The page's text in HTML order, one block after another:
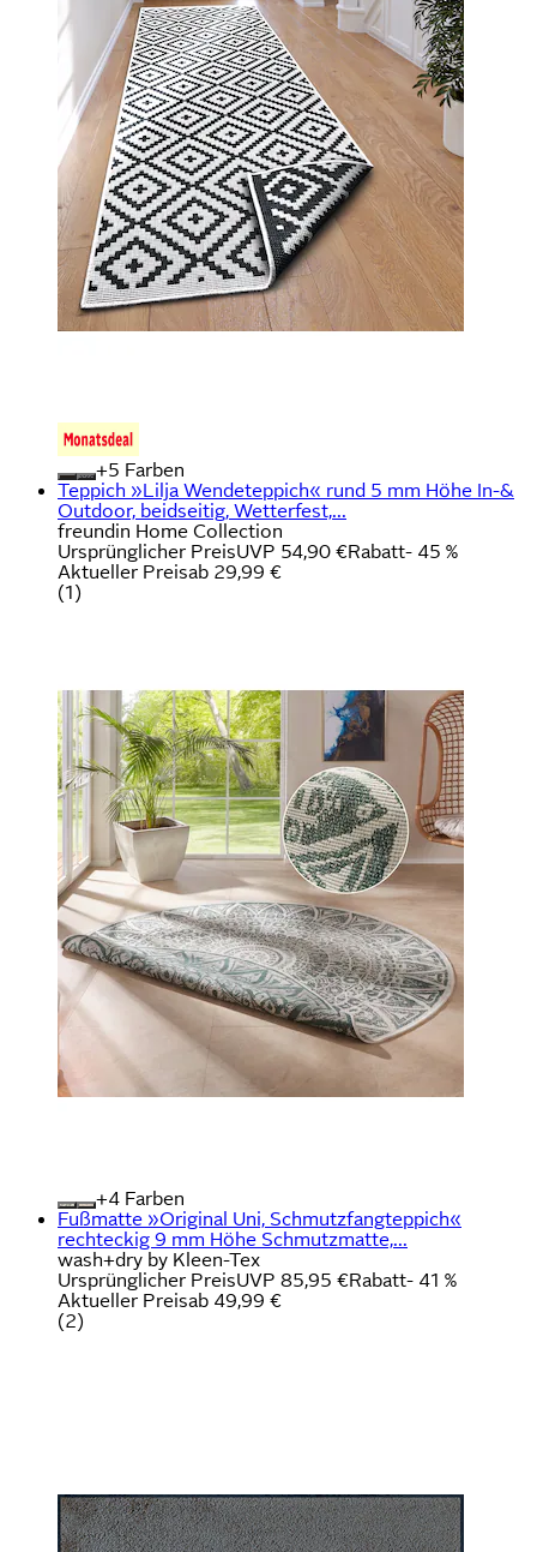
+
Farben
Teppich »Lilja Wendeteppich« rund 5 mm Höhe In-&
Outdoor, beidseitig, Wetterfest,...
freundin Home Collection
Ursprünglicher PreisUVP 54,90 €Rabatt- 45 %
Aktueller Preisab 29,99 €
(1)
+
Farben
Fußmatte »Original Uni, Schmutzfangteppich«
rechteckig 9 mm Höhe Schmutzmatte,...
wash+dry by Kleen-Tex
Ursprünglicher PreisUVP 85,95 €Rabatt- 41 %
Aktueller Preisab 49,99 €
(2)